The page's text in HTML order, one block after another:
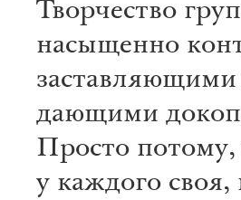
Творчество
насыщенно
заставляющими
дающими
Просто потому,
у каждого своя,